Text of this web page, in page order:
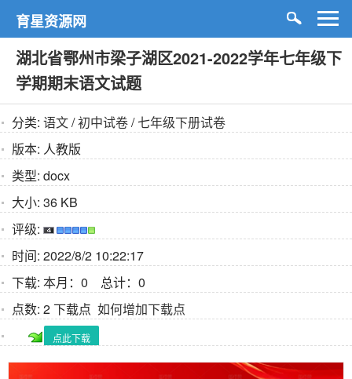
育星资源网
湖北省鄂州市梁子湖区2021-2022学年七年级下
学期期末语文试题
分类: 语文/初中试卷/七年级下册试卷
版本: 人教版
类型: docx
大小: 36 KB
评级:
时间: 2022/8/2 10:22:17
下载: 本月：0 总计：0
点数: 2 下载点 如何增加下载点
点此下载